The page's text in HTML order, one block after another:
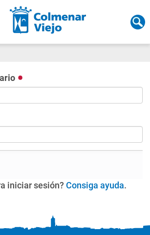
iniciar sesión? Consiga ayuda.